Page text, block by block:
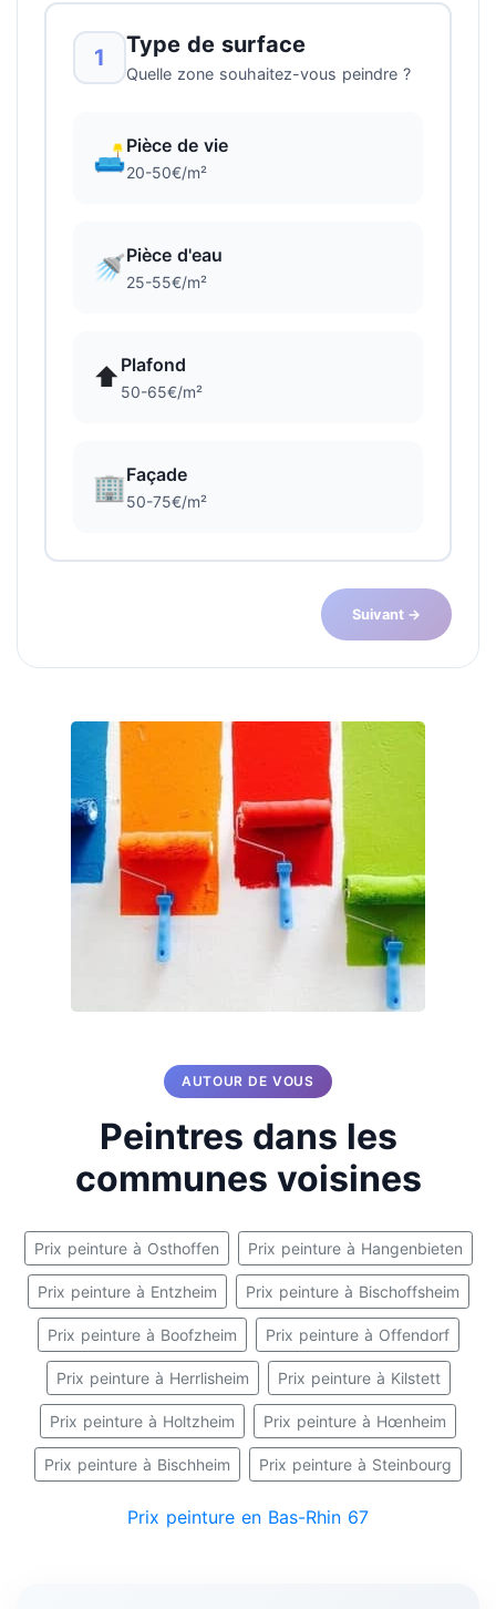
1 Type de surface
Quelle zone souhaitez-vous peindre ?
🛋️Pièce de vie
20-50€/m²
🚿Pièce d'eau
25-55€/m²
⬆️ Plafond
50-65€/m²
🏢Façade
50-75€/m²
Suivant →
AUTOUR DE VOUS
Peintres dans les
communes voisines
Prix peinture à Osthoffen Prix peinture à Hangenbieten
Prix peinture à Entzheim Prix peinture à Bischoffsheim
Prix peinture à Boofzheim Prix peinture à Offendorf
Prix peinture à Herrlisheim Prix peinture à Kilstett
Prix peinture à Holtzheim Prix peinture à Hœnheim
Prix peinture à Bischheim Prix peinture à Steinbourg
Prix peinture en Bas-Rhin 67